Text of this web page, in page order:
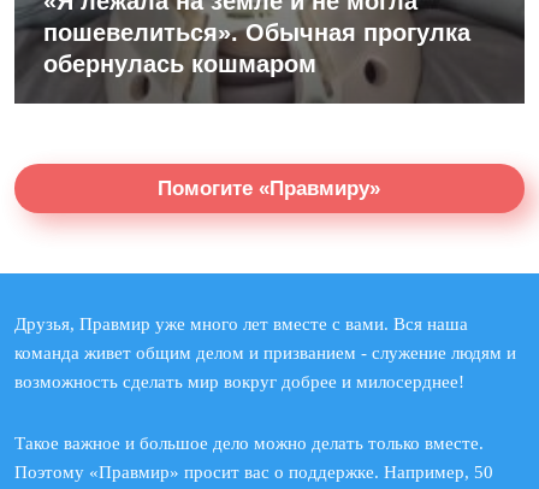
пошевелиться». Обычная прогулка
обернулась кошмаром
Помогите «Правмиру»
Друзья, Правмир уже много лет вместе с вами. Вся наша
команда живет общим делом и призванием - служение людям и
возможность сделать мир вокруг добрее и милосерднее!
Такое важное и большое дело можно делать только вместе.
Поэтому «Правмир» просит вас о поддержке. Например, 50